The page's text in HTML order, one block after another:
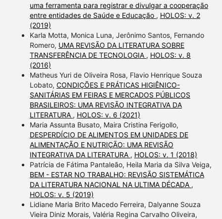
uma ferramenta para registrar e divulgar a cooperação
entre entidades de Saúde e Educação , HOLOS: v. 2
(2019)
Karla Motta, Monica Luna, Jerônimo Santos, Fernando
Romero, UMA REVISÃO DA LITERATURA SOBRE
TRANSFERÊNCIA DE TECNOLOGIA , HOLOS: v. 8
(2016)
Matheus Yuri de Oliveira Rosa, Flavio Henrique Souza
Lobato, CONDIÇÕES E PRÁTICAS HIGIÊNICO-
SANITÁRIAS EM FEIRAS E MERCADOS PÚBLICOS
BRASILEIROS: UMA REVISÃO INTEGRATIVA DA
LITERATURA , HOLOS: v. 6 (2021)
Maria Assunta Busato, Maira Cristina Ferigollo,
DESPERDÍCIO DE ALIMENTOS EM UNIDADES DE
ALIMENTAÇÃO E NUTRIÇÃO: UMA REVISÃO
INTEGRATIVA DA LITERATURA , HOLOS: v. 1 (2018)
Patrícia de Fátima Pantaleão, Heila Maria da Silva Veiga,
BEM - ESTAR NO TRABALHO: REVISÃO SISTEMÁTICA
DA LITERATURA NACIONAL NA ULTIMA DÉCADA ,
HOLOS: v. 5 (2019)
Lidiane Maria Brito Macedo Ferreira, Dalyanne Souza
Vieira Diniz Morais, Valéria Regina Carvalho Oliveira,